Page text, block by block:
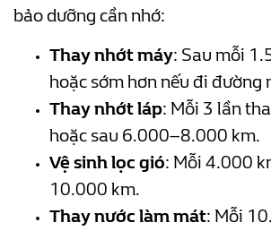
bảo dưỡng cần nhớ:
Thay nhớt máy: Sau mỗi
hoặc sớm hơn nếu đi đường
Thay nhớt láp: Mỗi 3 lần
hoặc sau 6.000–8.000 km.
Vệ sinh lọc gió: Mỗi 4.000
10.000 km.
Thay nước làm mát: Mỗi